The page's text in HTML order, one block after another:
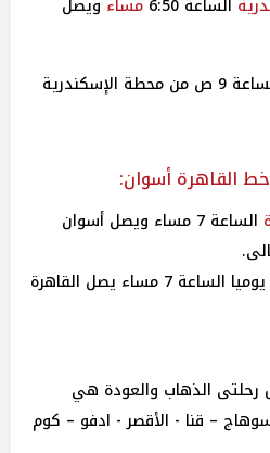
القاهرة أسوان:
الساعة 7 مساء ويصل أسوان
يقوم قطار 2031 من أسوان يوميا الساعة 7 مساء يصل القاهرة
رحلتى الذهاب والعودة هي
– قنا - الأقصر - ادفو – كوم